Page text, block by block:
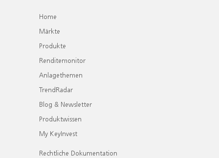
Home
Märkte
Produkte
Renditemonitor
Anlagethemen
TrendRadar
Blog & Newsletter
Produktwissen
My KeyInvest
Rechtliche Dokumentation